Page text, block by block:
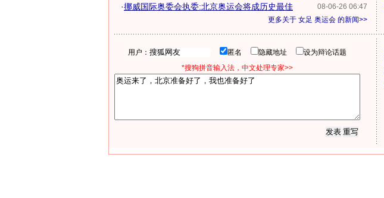
08-06-26 06:47
·挪威国际奥委会执委:北京奥运会将成历史最佳
更多关于 女足 奥运会 的新闻>>
用户： 匿名 隐藏地址
设为辩论话题
*搜狗拼音输入法，中文处理专家>>